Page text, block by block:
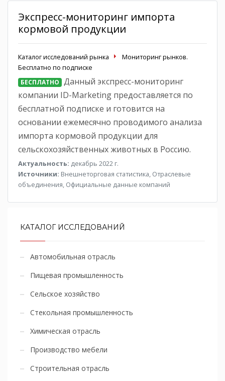
Экспресс-мониторинг импорта
кормовой продукции
Каталог исследований рынка
Мониторинг рынков.
Бесплатно по подписке
БЕСПЛАТНО Данный экспресс-мониторинг
компании ID-Marketing предоставляется по
бесплатной подписке и готовится на
основании ежемесячно проводимого анализа
импорта кормовой продукции для
сельскохозяйственных животных в Россию.
Актуальность: декабрь 2022 г.
Источники: Внешнеторговая статистика, Отраслевые
объединения, Официальные данные компаний
КАТАЛОГ ИССЛЕДОВАНИЙ
Автомобильная отрасль
Пищевая промышленность
Сельское хозяйство
Стекольная промышленность
Химическая отрасль
Производство мебели
Строительная отрасль